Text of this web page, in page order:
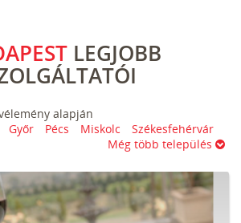
LEGJOBB
alapján
Győr Pécs Miskolc
Székesfehérvár
Még több település